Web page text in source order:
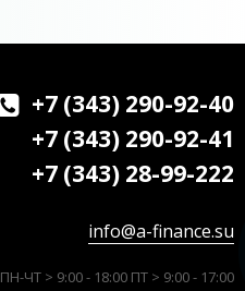
+7 (343) 290-92-40
+7 (343) 290-92-41
+7 (343) 28-99-222
info@a-finance.su
ПН-ЧТ > 9:00 - 18:00 ПТ > 9:00 - 17:00